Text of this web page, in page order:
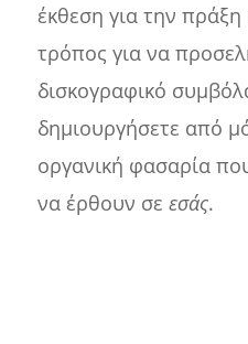
έκθεση για την
τρόπος για να
δισκογραφικό
δημιουργήσετε από
οργανική φασαρία
να έρθουν σε εσάς.